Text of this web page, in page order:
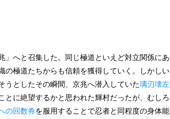
」へと召集した。同じ極道といえど対立関係にあ
の極道たちからも信頼を獲得していく。しかしい
うとしたその瞬間、京兆へ潜入していた璃刃壊左
に絶望するかと思われた輝村だったが、むしろ
の回数券を服用することで忍者と同程度の身体能